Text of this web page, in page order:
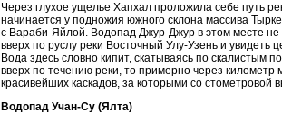
Через глухое ущелье Хапхал проложила себе путь
начинается у подножия южного склона массива
с Вараби-Яйлой. Водопад Джур-Джур в этом месте
вверх по руслу реки Восточный Улу-Узень и увидеть
Вода здесь словно кипит, скатываясь по скалистым
вверх по течению реки, то примерно через километр
красивейших каскадов, за которыми со стометровой
Водопад Учан-Су (Ялта)